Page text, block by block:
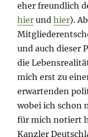
eher freundlich
hier undhier).
und auch dieser
die
mich erst zu
erwartenden
wobei ich schon
für mich notiert
Kanzler